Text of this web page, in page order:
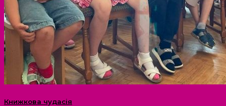
Книжкова чудасія